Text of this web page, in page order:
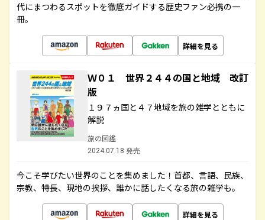
代にまつわるスポットを徹底ガイドする歴史ファン必携の一
冊。
詳細を見る
Ｗ０１ 世界２４４の国と地域 改訂
版
１９７ヵ国と４７地域を旅の雑学とともに
解説
旅の図鑑
2024.07.18 発売
今こそ学びたい世界のことを集めました！首都、言語、民族、
宗教、特長、現地の挨拶、誰かに話したくなる旅の雑学も。
詳細を見る